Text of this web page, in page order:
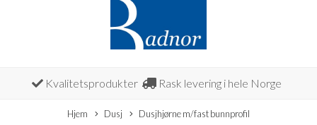
Kvalitetsprodukter Rask levering i hele Norge
Hjem Dusj Dusjhjørne m/fast bunnprofil